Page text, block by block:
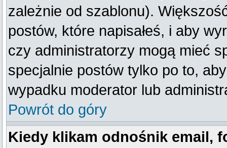
zależnie od szablonu).
postów, które napisałeś, i aby
czy administratorzy mogą mieć
specjalnie postów tylko po to,
wypadku moderator lub
Powrót do góry
Kiedy klikam odnośnik email,